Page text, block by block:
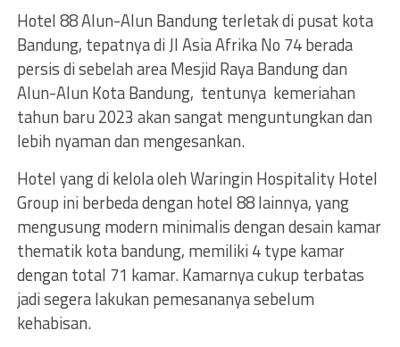
Hotel 88 Alun-Alun Bandung terletak di pusat kota
Bandung, tepatnya di Jl Asia Afrika No 74 berada
persis di sebelah area Mesjid Raya Bandung dan
Alun-Alun Kota Bandung, tentunya kemeriahan
tahun baru 2023 akan sangat menguntungkan dan
lebih nyaman dan mengesankan.
Hotel yang di kelola oleh Waringin Hospitality Hotel
Group ini berbeda dengan hotel 88 lainnya, yang
mengusung modern minimalis dengan desain kamar
thematik kota bandung, memiliki 4 type kamar
dengan total 71 kamar. Kamarnya cukup terbatas
jadi segera lakukan pemesananya sebelum
kehabisan.